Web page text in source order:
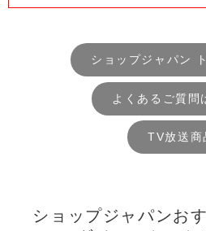
ショップジャパン
よくあるご質問
TV放送商
ショップジャパンお